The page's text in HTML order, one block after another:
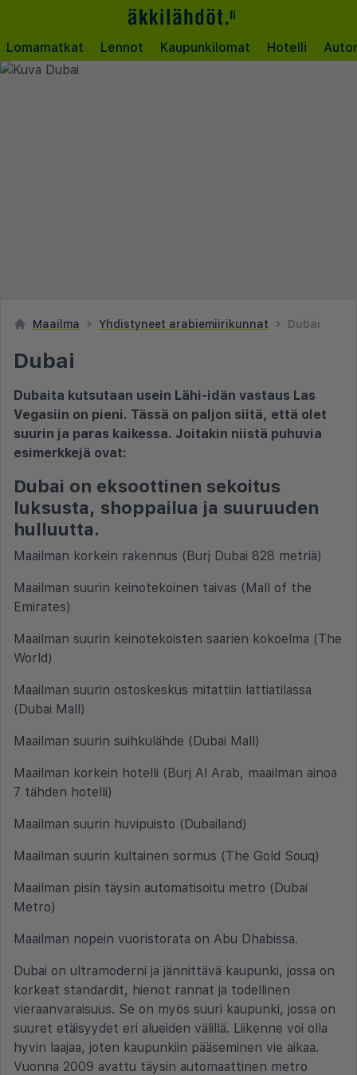
Lomamatkat Lennot Kaupunkilomat Hotelli
Maailma Yhdistyneet arabiemiirikunnat Dubai
Dubai
Dubaita kutsutaan usein Lähi-idän vastaus Las
Vegasiin on pieni. Tässä on paljon siitä, että olet
suurin ja paras kaikessa. Joitakin niistä puhuvia
esimerkkejä ovat:
Dubai on eksoottinen sekoitus
luksusta, shoppailua ja suuruuden
hulluutta.
Maailman korkein rakennus (Burj Dubai 828 metriä)
Maailman suurin keinotekoinen taivas (Mall of the
Emirates)
Maailman suurin keinotekoisten saarien kokoelma (The
World)
Maailman suurin ostoskeskus mitattiin lattiatilassa
(Dubai Mall)
Maailman suurin suihkulähde (Dubai Mall)
Maailman korkein hotelli (Burj Al Arab, maailman ainoa
7 tähden hotelli)
Maailman suurin huvipuisto (Dubailand)
Maailman suurin kultainen sormus (The Gold Souq)
Maailman pisin täysin automatisoitu metro (Dubai
Metro)
Maailman nopein vuoristorata on Abu Dhabissa.
Dubai on ultramoderni ja jännittävä kaupunki, jossa on
korkeat standardit, hienot rannat ja todellinen
vieraanvaraisuus. Se on myös suuri kaupunki, jossa on
suuret etäisyydet eri alueiden välillä. Liikenne voi olla
hyvin laajaa, joten kaupunkiin pääseminen vie aikaa.
Vuonna 2009 avattu täysin automaattinen metro